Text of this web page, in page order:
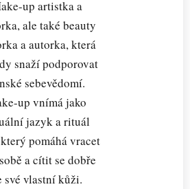
up artistka a
ale také beauty
a autorka, která
snaží podporovat
sebevědomí.
up vnímá jako
jazyk a rituál
pomáhá vracet
a cítit se dobře
své vlastní kůži.